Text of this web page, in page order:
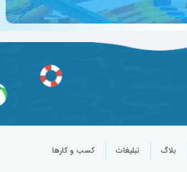
بلاگ تبلیغات کسب و کارها